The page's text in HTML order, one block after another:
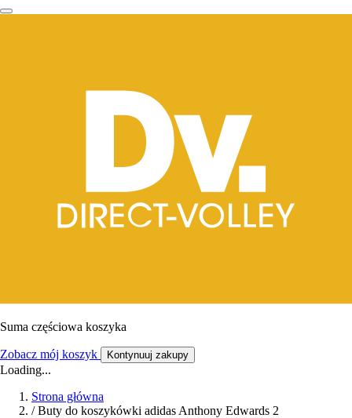
Suma częściowa koszyka
Zobacz mój koszyk Kontynuuj zakupy
Loading...
Strona główna
/ Buty do koszykówki adidas Anthony Edwards 2